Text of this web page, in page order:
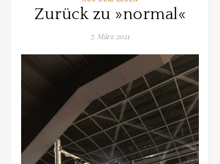
Zurück zu »normal«
7. März 2021